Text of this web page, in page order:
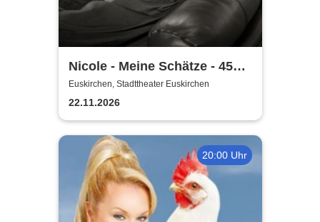
Nicole - Meine Schätze - 45
Jahre Jubiläumstour
Euskirchen, Stadttheater Euskirchen
22.11.2026
20:00 Uhr